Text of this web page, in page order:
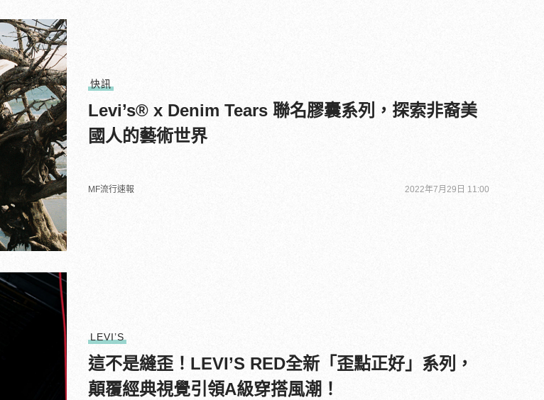
快訊
Levi’s® x Denim Tears 聯名膠囊系列，探索非裔美
國人的藝術世界
MF流行速報 2022年7月29日 11:00
LEVI’S
這不是縫歪！LEVI’S RED全新「歪點正好」系列，
顛覆經典視覺引領A級穿搭風潮！